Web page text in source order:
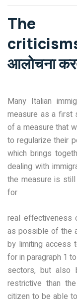
The
आलोचना
Many Italian
measure as a first
of a measure that
to regularize their
which brings
dealing with
the measure is still
for
real effectiveness
as possible of the
by limiting access
for in paragraph 1
sectors, but also
restrictive than
citizen to be able